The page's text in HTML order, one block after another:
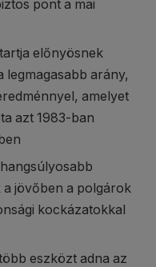
pont a mai
előnyösnek
legmagasabb arány,
amelyet
azt 1983-ban
jövőben a polgárok
kockázatokkal
eszközt adna az